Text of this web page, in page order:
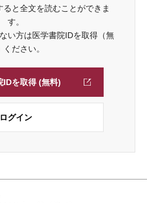
ると全文を読むことができま
す。
い方は医学書院IDを取得（無
ください。
IDを取得 (無料)
ログイン